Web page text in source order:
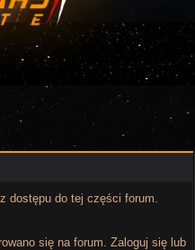
dostępu do tej części forum.
się na forum. Zaloguj się lub